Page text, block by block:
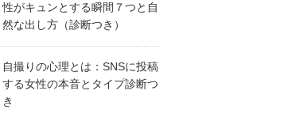
性がキュンとする瞬間７つと自
然な出し方（診断つき）
自撮りの心理とは：SNSに投稿
する女性の本音とタイプ診断つ
き